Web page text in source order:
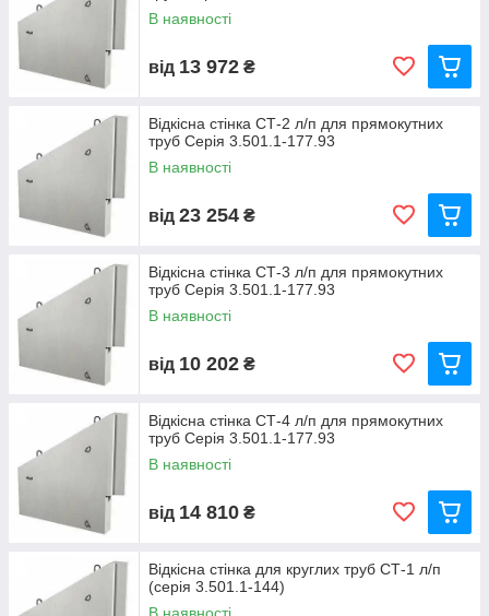
В наявності
від 13 972 ₴
Відкісна стінка СТ-2 л/п для прямокутних
труб Серія 3.501.1-177.93
В наявності
від 23 254 ₴
Відкісна стінка СТ-3 л/п для прямокутних
труб Серія 3.501.1-177.93
В наявності
від 10 202 ₴
Відкісна стінка СТ-4 л/п для прямокутних
труб Серія 3.501.1-177.93
В наявності
від 14 810 ₴
Відкісна стінка для круглих труб СТ-1 л/п
(серія 3.501.1-144)